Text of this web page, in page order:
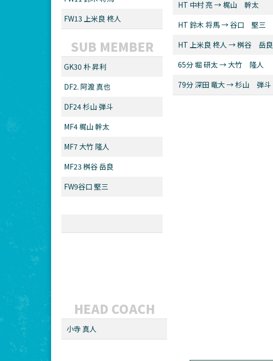
FW13 上米良 柊人
SUB MEMBER
GK30 朴 昇利
DF2. 阿渡 真也
DF24 杉山 弾斗
MF4 梶山 幹太
MF7 大竹 隆人
MF23 桝谷 岳良
FW9谷口 堅三
HT 中村 亮 → 梶山 幹太
HT 鈴木 将馬 → 谷口 堅三
HT 上米良 柊人 → 桝谷 岳良
65分 堀 研太 → 大竹 隆人
79分 深田 竜大 → 杉山 弾斗
HEAD COACH
小寺 真人